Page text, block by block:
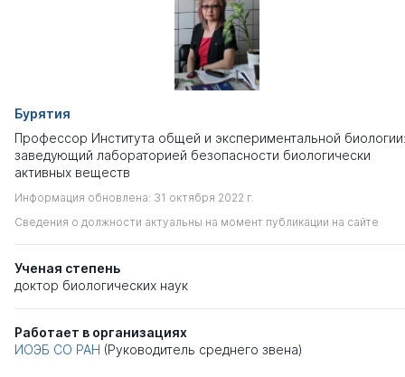
Бурятия
Профессор Института общей и экспериментальной биологии:
заведующий лабораторией безопасности биологически
активных веществ
Информация обновлена: 31 октября 2022 г.
Сведения о должности актуальны на момент публикации на сайте
Ученая степень
доктор биологических наук
Работает в организациях
ИОЭБ СО РАН (Руководитель среднего звена)